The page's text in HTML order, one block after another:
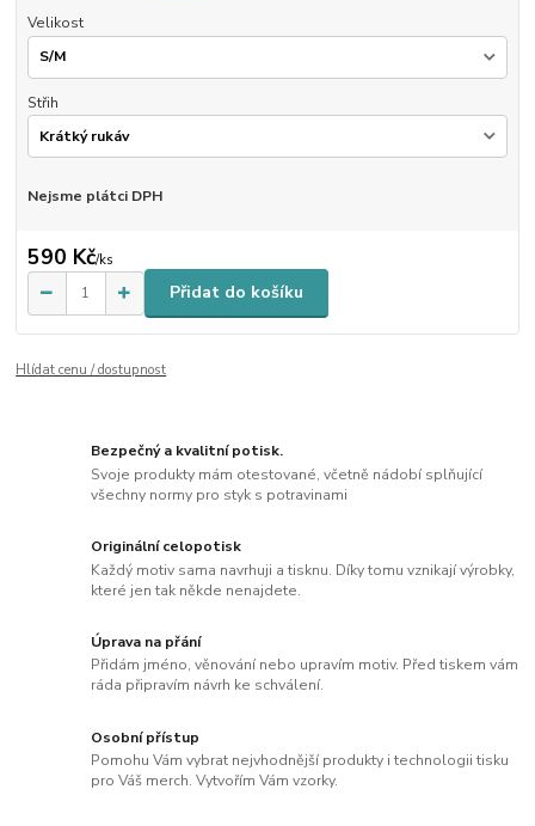
Velikost
Střih
Nejsme plátci DPH
590 Kč/ks
Přidat do košíku
Hlídat cenu / dostupnost
Bezpečný a kvalitní potisk.
Svoje produkty mám otestované, včetně nádobí splňující
všechny normy pro styk s potravinami
Originální celopotisk
Každý motiv sama navrhuji a tisknu. Díky tomu vznikají výrobky,
které jen tak někde nenajdete.
Úprava na přání
Přidám jméno, věnování nebo upravím motiv. Před tiskem vám
ráda připravím návrh ke schválení.
Osobní přístup
Pomohu Vám vybrat nejvhodnější produkty i technologii tisku
pro Váš merch. Vytvořím Vám vzorky.